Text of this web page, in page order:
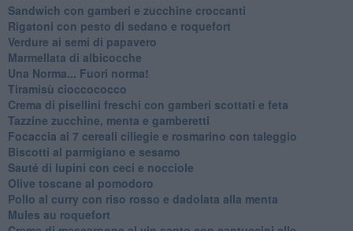
Sandwich con gamberi e zucchine croccanti
Rigatoni con pesto di sedano e roquefort
Verdure ai semi di papavero
Marmellata di albicocche
Una Norma... Fuori norma!
Tiramisù cioccococco
Crema di pisellini freschi con gamberi scottati e feta
Tazzine zucchine, menta e gamberetti
Focaccia ai 7 cereali ciliegie e rosmarino con taleggio
Biscotti al parmigiano e sesamo
Sauté di lupini con ceci e nocciole
Olive toscane al pomodoro
Pollo al curry con riso rosso e dadolata alla menta
Mules au roquefort